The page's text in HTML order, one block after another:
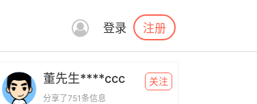
登录 注册
董先生****ccc
分享了751条信息
关注